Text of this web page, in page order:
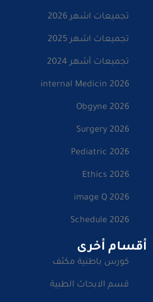
تجميعات اشهر 2026
تجميعات اشهر 2025
تجميعات أشهر 2024
internal Medicin 2026
Obgyne 2026
Surgery 2026
Pediatric 2026
Ethics 2026
image Q 2026
Schedule 2026
أقسام أخرى
كورس باطنية مكثف
قسم الابحاث الطبية